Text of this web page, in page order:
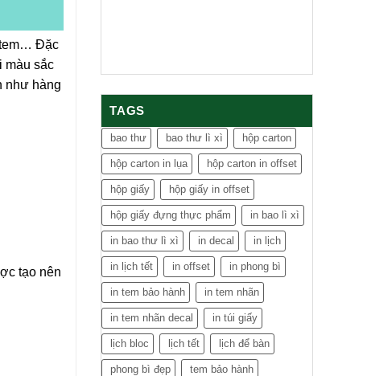
tem… Đặc
màu sắc
như hàng
tạo nên
TAGS
bao thư bao thư lì xì hộp carton
hộp carton in lụa hộp carton in offset
hộp giấy hộp giấy in offset
hộp giấy đựng thực phẩm in bao lì xì
in bao thư lì xì in decal in lịch
in lịch tết in offset in phong bì
in tem bảo hành in tem nhãn
in tem nhãn decal in túi giấy
lịch bloc lịch tết lịch để bàn
phong bì đẹp tem bảo hành